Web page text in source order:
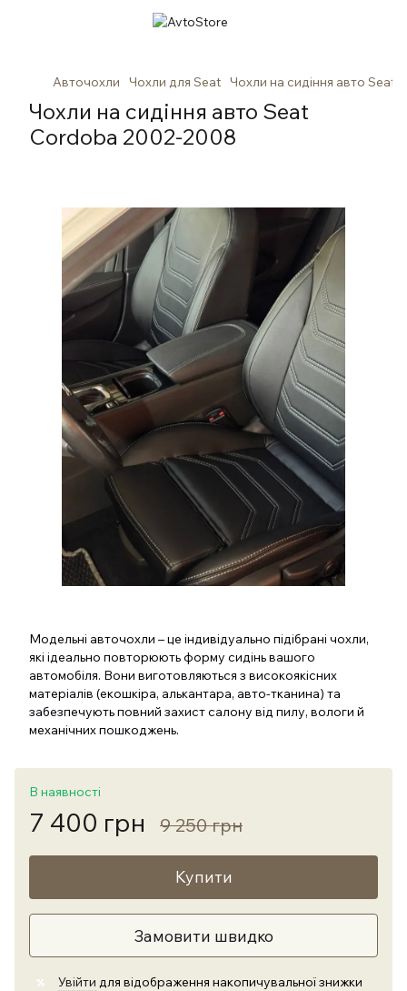
Авточохли Чохли для Seat Чохли на сидіння авто
Чохли на сидіння авто Seat
Cordoba 2002-2008
Модельні авточохли – це індивідуально підібрані чохли,
які ідеально повторюють форму сидінь вашого
автомобіля. Вони виготовляються з високоякісних
матеріалів (екошкіра, алькантара, авто-тканина) та
забезпечують повний захист салону від пилу, вологи й
механічних пошкоджень.
В наявності
7 400 грн 9 250 грн
Купити
Замовити швидко
% Увійти для відображення накопичувальної знижки